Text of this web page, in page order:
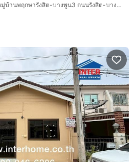
ทาวน์เฮ้าส์ 2 ชั้น 21.02 ตร.ว. หมู่บ้านพฤกษารังสิต-บางพูน3 ถนนรังสิต-บางพูน ถนนซอยบ้านพฤกษา รังสิต-บางพูน3 เมืองปทุมธานี ปทุมธานี